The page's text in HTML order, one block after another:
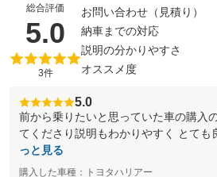
総合評価
5.0 （5点満点
3件
お問い合わせ（見積り）
納車までの対応
説明の分かりやすさ
オススメ度
5.0
前から乗りたいと思っていた車の購入
てくださり説明もわかりやすく とても
っと見る
購入した車種：トヨタハリアー